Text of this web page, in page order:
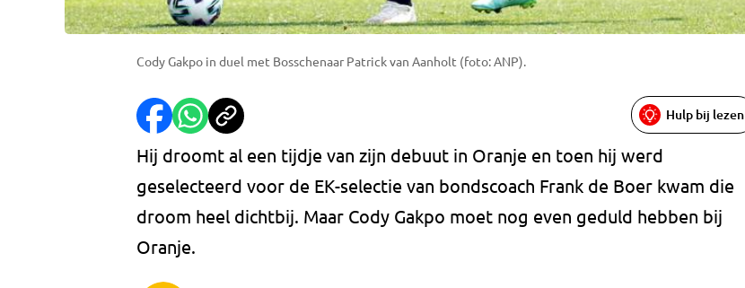
Cody Gakpo in duel met Bosschenaar Patrick van Aanholt (foto: ANP).
Hulp bij lezen
Hij droomt al een tijdje van zijn debuut in Oranje en toen hij werd
geselecteerd voor de EK-selectie van bondscoach Frank de Boer kwam die
droom heel dichtbij. Maar Cody Gakpo moet nog even geduld hebben bij
Oranje.